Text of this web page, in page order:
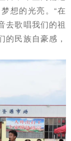
想的光亮。“在
去歌唱我们的祖
的民族自豪感，